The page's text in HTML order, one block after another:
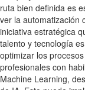
ruta bien definida es
ver la automatización
iniciativa estratégica
talento y tecnología
optimizar los
profesionales con
Machine Learning,